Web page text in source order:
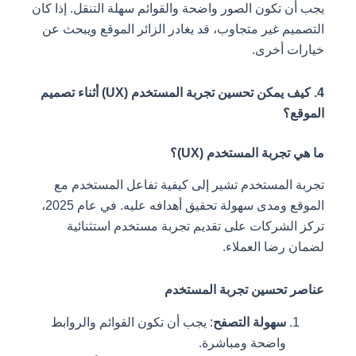
يجب أن تكون الصور واضحة والقوائم سهلة التنقل. إذا كان
التصميم غير متجاوب، قد يغادر الزائر الموقع ويبحث عن
خيارات أخرى.
4. كيف يمكن تحسين تجربة المستخدم (UX) أثناء تصميم
الموقع؟
ما هي تجربة المستخدم (UX)؟
تجربة المستخدم تشير إلى كيفية تفاعل المستخدم مع
الموقع ومدى سهولة تحقيق أهدافه عليه. في عام 2025،
تركز الشركات على تقديم تجربة مستخدم استثنائية
لضمان رضا العملاء.
عناصر تحسين تجربة المستخدم
سهولة التصفح: يجب أن تكون القوائم والروابط
واضحة ومباشرة.